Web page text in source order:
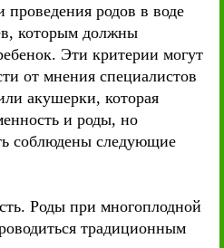
родов в воде
которым должны
Эти критерии могут
от мнения специалистов
акушерки, которая
и роды, но
соблюдены следующие
Роды при многоплодной
традиционным